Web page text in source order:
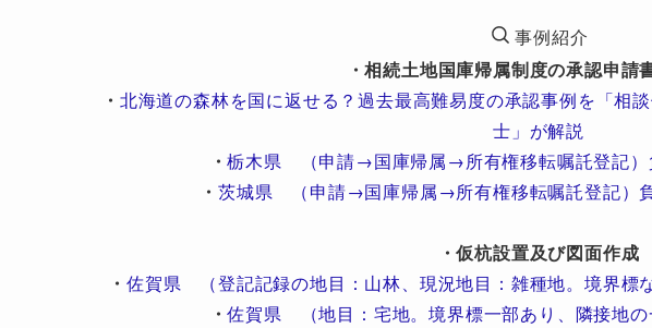
事例紹介
・相続土地国庫帰属制度の承認申請
・ 北海道の森林を国に返せる？過去最高難易度の承認事例を「相
士」が解説
・栃木県 （申請→国庫帰属→所有権移転嘱託登記）
・ 茨城県 （申請→国庫帰属→所有権移転嘱託登記）
・仮杭設置及び図面作成
・ 佐賀県 （登記記録の地目：山林、現況地目：雑種地。境界標
・佐賀県 （地目：宅地。境界標一部あり、隣接地の